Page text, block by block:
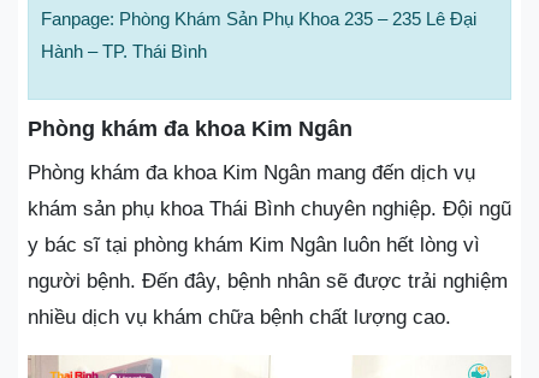
Fanpage: Phòng Khám Sản Phụ Khoa 235 – 235 Lê Đại
Hành – TP. Thái Bình
Phòng khám đa khoa Kim Ngân
Phòng khám đa khoa Kim Ngân mang đến dịch vụ
khám sản phụ khoa Thái Bình chuyên nghiệp. Đội ngũ
y bác sĩ tại phòng khám Kim Ngân luôn hết lòng vì
người bệnh. Đến đây, bệnh nhân sẽ được trải nghiệm
nhiều dịch vụ khám chữa bệnh chất lượng cao.